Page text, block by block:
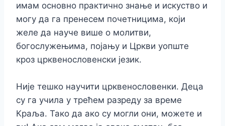
имам основно практично знање и искуство и
могу да га пренесем почетницима, који
желе да науче више о молитви,
богослужењима, појању и Цркви уопште
кроз црквенословенски језик.
Није тешко научити црквенословенки. Деца
су га учила у трећем разреду за време
Краља. Тако да ако су могли они, можете и